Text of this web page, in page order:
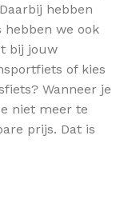
hebben
hebben we ook
bij jouw
of kies
Wanneer je
niet meer te
prijs. Dat is